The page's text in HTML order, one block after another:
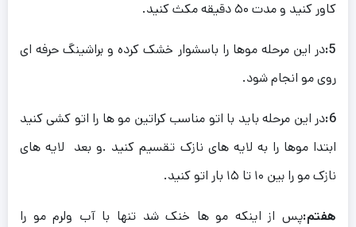
کاور کنید و مدت ۵۰ دقیقه مکث کنید.
5: در این مرحله موها را باسشوار خشک کرده و براشینگ حرفه ای
روی مو انجام شود.
6: در این مرحله باید با اتو مناسب کراتین مو ها را اتو کشی کنید
ابتدا موها را به لایه های نازک تقسیم کنید .و بعد لایه های
نازک مو را بین ۱۰ تا ۱۵ بار اتو کنید.
هفتم:پس از اینکه مو ها خنک شد تنها با آب ولرم مو را